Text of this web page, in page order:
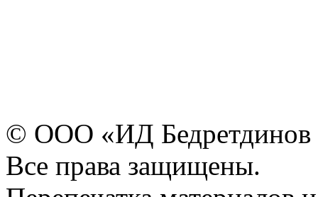
© ООО «ИД
Все права защищены.